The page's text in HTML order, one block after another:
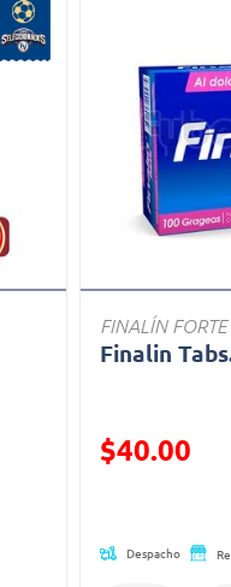
FINALÍN FORTE
Finalin
Precio
$40.00
Despacho